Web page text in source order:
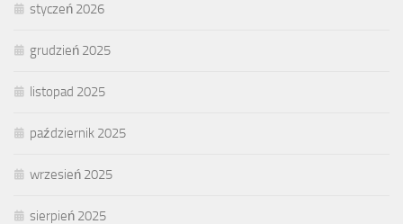
styczeń 2026
grudzień 2025
listopad 2025
październik 2025
wrzesień 2025
sierpień 2025